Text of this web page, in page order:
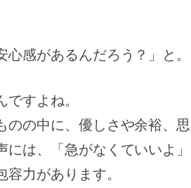
感があるんだろう？」と。
すよね。
の中に、優しさや余裕、思
は、「急がなくていいよ」
力があります。